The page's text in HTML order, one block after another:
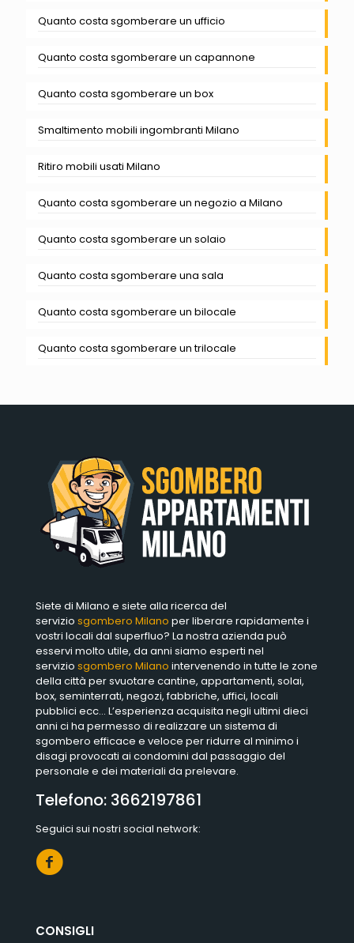
Quanto costa sgomberare un ufficio
Quanto costa sgomberare un capannone
Quanto costa sgomberare un box
Smaltimento mobili ingombranti Milano
Ritiro mobili usati Milano
Quanto costa sgomberare un negozio a Milano
Quanto costa sgomberare un solaio
Quanto costa sgomberare una sala
Quanto costa sgomberare un bilocale
Quanto costa sgomberare un trilocale
Siete di Milano e siete alla ricerca del
servizio sgombero Milano per liberare rapidamente i
vostri locali dal superfluo? La nostra azienda può
esservi molto utile, da anni siamo esperti nel
servizio sgombero Milano intervenendo in tutte le zone
della città per svuotare cantine, appartamenti, solai,
box, seminterrati, negozi, fabbriche, uffici, locali
pubblici ecc… L’esperienza acquisita negli ultimi dieci
anni ci ha permesso di realizzare un sistema di
sgombero efficace e veloce per ridurre al minimo i
disagi provocati ai condomini dal passaggio del
personale e dei materiali da prelevare.
Telefono: 3662197861
Seguici sui nostri social network:
CONSIGLI